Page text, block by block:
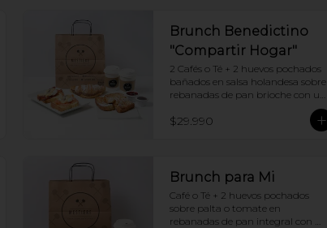
Brunch Benedictino
"Compartir Hogar"
2 Cafés o Té + 2 huevos pochados
bañados en salsa holandesa sobre
rebanadas de pan brioche con un
Tostadas francesas + Croissant de
$29.990
Brunch para Mi
Café o Té + 2 huevos pochados
sobre palta o tomate en
rebanadas de pan integral con